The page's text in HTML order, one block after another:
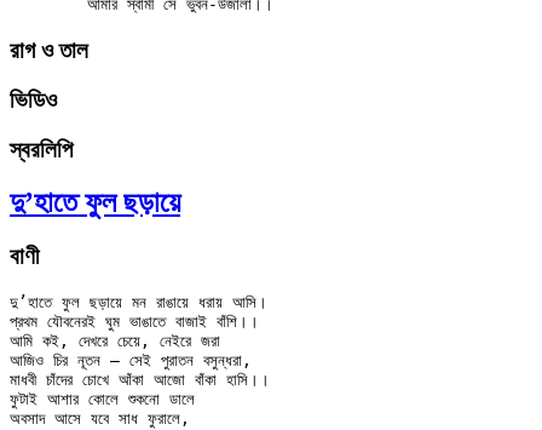
রাগ ও তাল
ভিডিও
স্বরলিপি
দু’হাতে ফুল ছড়ায়ে
বাণী
দু’হাতে ফুল ছড়ায়ে মন রাঙায়ে ধরায় আসি।
প্রথম যৌবনেরই ঘুম ভাঙাতে বাজাই বাঁশি।।
আমি কই, দেখরে চেয়ে, নেইরে জরা
আজিও চির নূতন — সেই পুরাতন বসুন্ধরা,
মাধবী চাঁদের চোখে আঁকা আজো বাঁকা হাসি।।
ফুটাই আশার কোলে শুকনো ডালে
অবসাদ আসে যবে সাধ ফুরালে,